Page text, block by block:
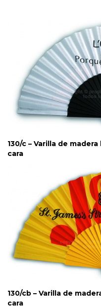
130/c – Varilla de
cara
130/cb – Varilla de
cara